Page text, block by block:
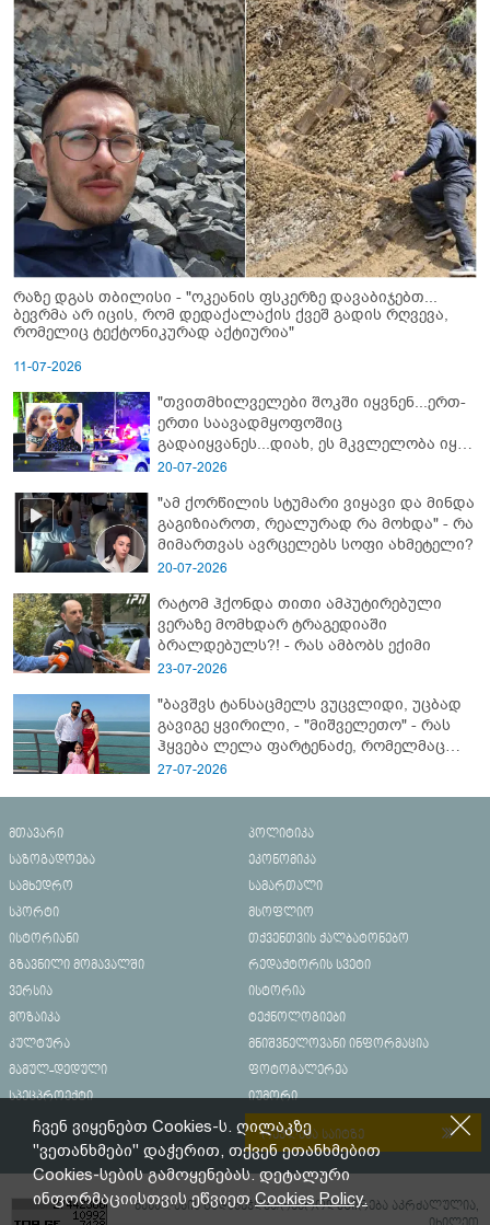
რაზე დგას თბილისი - "ოკეანის ფსკერზე დავაბიჯებთ...
ბევრმა არ იცის, რომ დედაქალაქის ქვეშ გადის რღვევა,
რომელიც ტექტონიკურად აქტიურია"
11-07-2026
"თვითმხილველები შოკში იყვნენ...ერთ-
ერთი საავადმყოფოშიც
გადაიყვანეს...დიახ, ეს მკვლელობა იყო"
- გორში დატრიალებული ტრაგედიის
20-07-2026
"ამ ქორწილის სტუმარი ვიყავი და მინდა
გაგიზიაროთ, რეალურად რა მოხდა" - რა
მიმართვას ავრცელებს სოფი ახმეტელი?
20-07-2026
რატომ ჰქონდა თითი ამპუტირებული
ვერაზე მომხდარ ტრაგედიაში
ბრალდებულს?! - რას ამბობს ექიმი
23-07-2026
"ბავშვს ტანსაცმელს ვუცვლიდი, უცბად
გავიგე ყვირილი, - "მიშველეთო" - რას
ჰყვება ლელა ფარტენაძე, რომელმაც
ბათუმში 16 წლის ბიჭი ზღვაში
27-07-2026
მთავარი
პოლიტიკა
საზოგადოება
ეკონომიკა
სამხედრო
სამართალი
სპორტი
მსოფლიო
ისტორიანი
თქვენთვის ქალბატონებო
გზავნილი მომავალში
რედაქტორის სვეტი
ვერსია
ისტორია
მოზაიკა
ტექნოლოგიები
კულტურა
მნიშვნელოვანი ინფორმაცია
მამულ-დედული
ფოტოგალერეა
სპეცპროექტი
იუმორი
რეკლამა საიტზე
მასალების გადაბეჭდვა/რეპროდუცირება აკრძალულია,
ჩვენ ვიყენებთ Cookies-ს. ღილაკზე
"ვეთანხმები" დაჭერით, თქვენ ეთანხმებით
Cookies-სების გამოყენებას. დეტალური
ინფორმაციისთვის ეწვიეთCookies Policy.